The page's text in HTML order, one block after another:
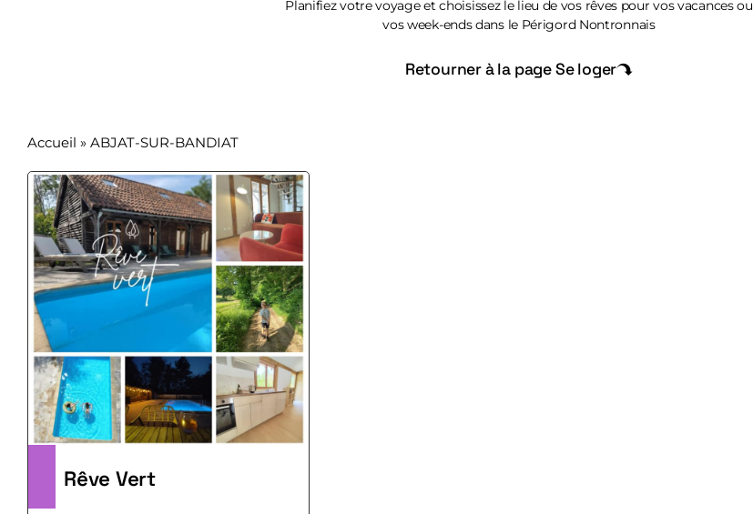
Planifiez votre voyage et choisissez le lieu de vos rêves pour vos vacances ou
vos week-ends dans le Périgord Nontronnais
Retourner à la page Se loger
Accueil » ABJAT-SUR-BANDIAT
Rêve Vert